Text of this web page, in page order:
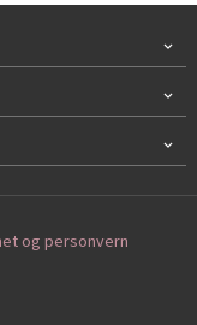
og personvern